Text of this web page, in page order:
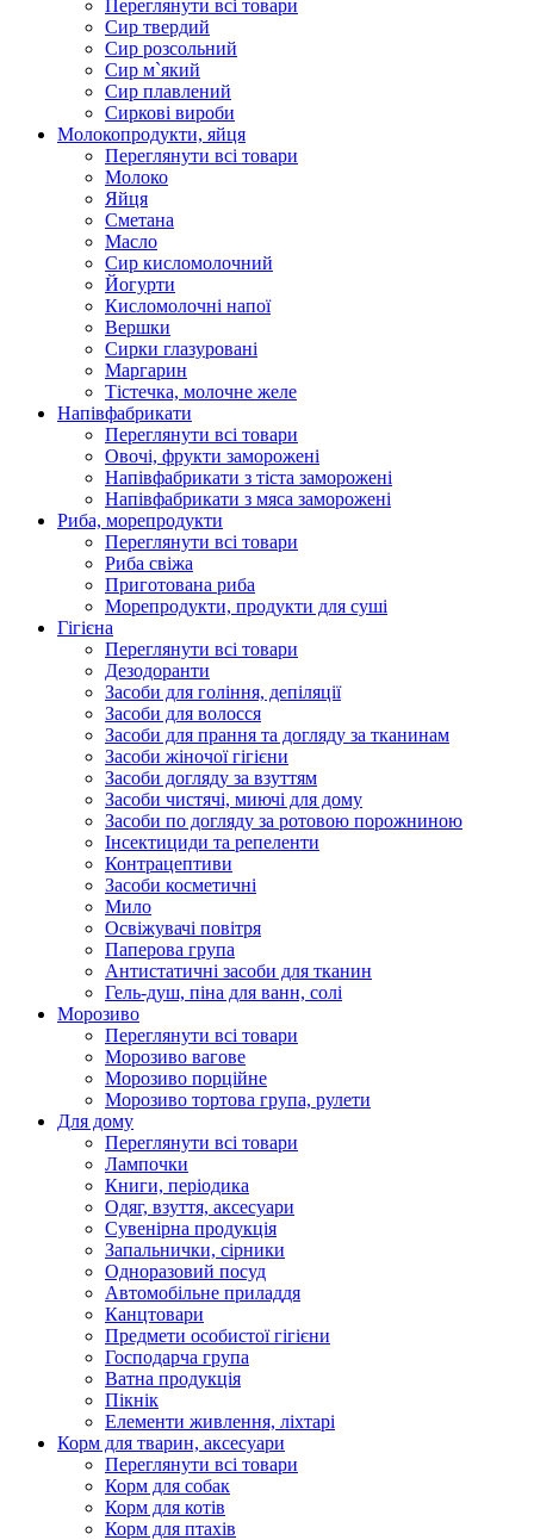
Переглянути всі товари
Сир твердий
Сир розсольний
Сир м`який
Сир плавлений
Сиркові вироби
Молокопродукти, яйця
Переглянути всі товари
Молоко
Яйця
Сметана
Масло
Сир кисломолочний
Йогурти
Кисломолочні напої
Вершки
Сирки глазуровані
Маргарин
Тістечка, молочне желе
Напівфабрикати
Переглянути всі товари
Овочі, фрукти заморожені
Напівфабрикати з тіста заморожені
Напівфабрикати з мяса заморожені
Риба, морепродукти
Переглянути всі товари
Риба свіжа
Приготована риба
Морепродукти, продукти для суші
Гігієна
Переглянути всі товари
Дезодоранти
Засоби для гоління, депіляції
Засоби для волосся
Засоби для прання та догляду за тканинам
Засоби жіночої гігієни
Засоби догляду за взуттям
Засоби чистячі, миючі для дому
Засоби по догляду за ротовою порожниною
Інсектициди та репеленти
Контрацептиви
Засоби косметичні
Мило
Освіжувачі повітря
Паперова група
Антистатичні засоби для тканин
Гель-душ, піна для ванн, солі
Морозиво
Переглянути всі товари
Морозиво вагове
Морозиво порційне
Морозиво тортова група, рулети
Для дому
Переглянути всі товари
Лампочки
Книги, періодика
Одяг, взуття, аксесуари
Сувенірна продукція
Запальнички, сірники
Одноразовий посуд
Автомобільне приладдя
Канцтовари
Предмети особистої гігієни
Господарча група
Ватна продукція
Пікнік
Елементи живлення, ліхтарі
Корм для тварин, аксесуари
Переглянути всі товари
Корм для собак
Корм для котів
Корм для птахів